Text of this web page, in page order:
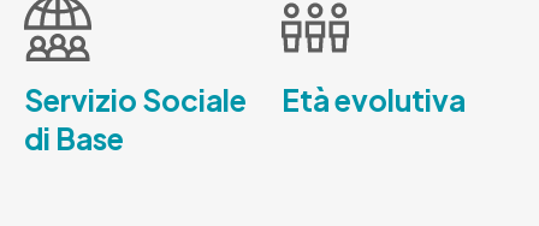
Servizio Sociale
di Base
Età evolutiva